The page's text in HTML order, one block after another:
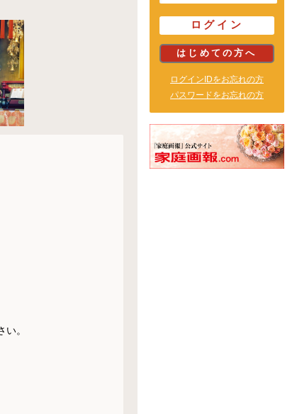
。
ログインIDをお忘れの方
パスワードをお忘れの方